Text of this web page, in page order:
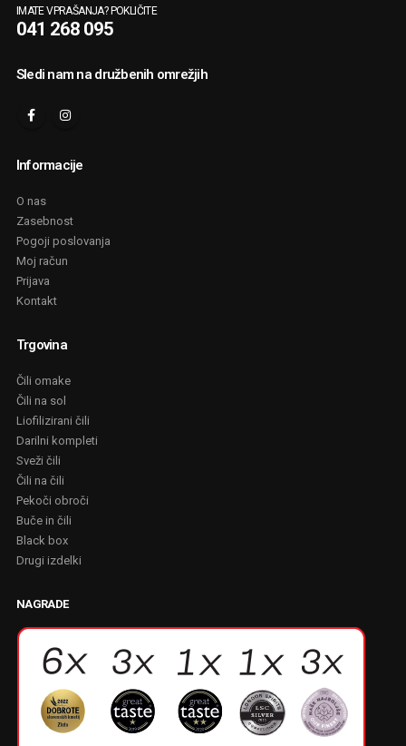
IMATE VPRAŠANJA? POKLIČITE
041 268 095
Sledi nam na družbenih omrežjih
Informacije
O nas
Zasebnost
Pogoji poslovanja
Moj račun
Prijava
Kontakt
Trgovina
Čili omake
Čili na sol
Liofilizirani čili
Darilni kompleti
Sveži čili
Čili na čili
Pekoči obroči
Buče in čili
Black box
Drugi izdelki
NAGRADE